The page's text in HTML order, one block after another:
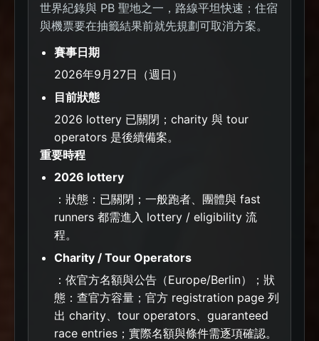
世界紀錄與 PB 聖地之一，路線平坦快速；住宿
與機票要在抽籤結果前就先規劃可取消方案。
賽事日期
2026年9月27日（週日）
目前狀態
2026 lottery 已關閉；charity 與 tour
operators 是後續備案。
重要時程
2026 lottery
：狀態：已關閉；一般跑者、團體與 fast
runners 都需進入 lottery / eligibility 流
程。
Charity / Tour Operators
：依官方名額與公告（Europe/Berlin）；狀
態：查官方容量；官方 registration page 列
出 charity、tour operators、guaranteed
race entries；實際名額與條件需逐項確認。